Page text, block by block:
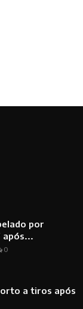
por
após...
0
a tiros após